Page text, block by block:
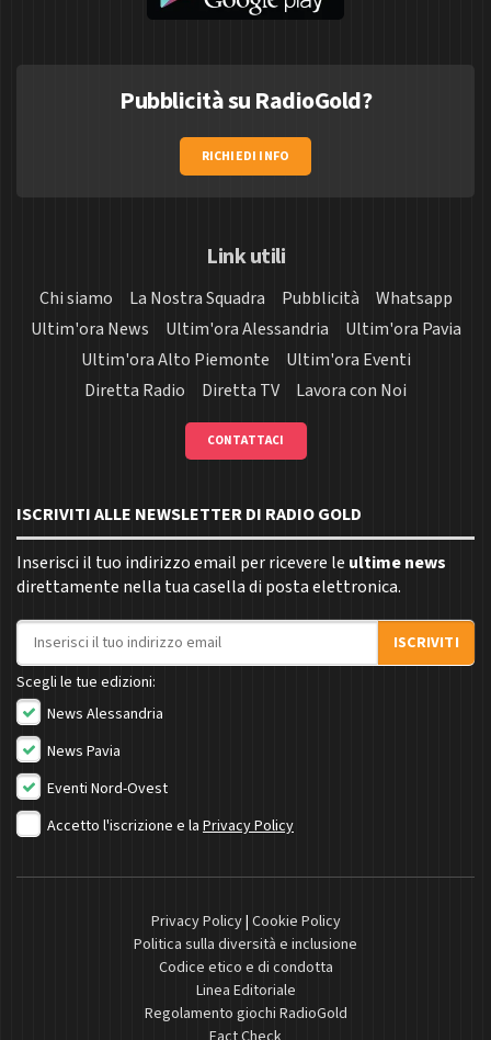
Pubblicità su RadioGold?
RICHIEDI INFO
Link utili
Chi siamo La Nostra Squadra Pubblicità
Whatsapp
Ultim'ora News
Ultim'ora Alessandria
Ultim'ora Pavia
Ultim'ora Alto Piemonte
Ultim'ora Eventi
Diretta Radio
Diretta TV Lavora con Noi
CONTATTACI
ISCRIVITI ALLE NEWSLETTER DI RADIO GOLD
Inserisci il tuo indirizzo email per ricevere le ultime news
direttamente nella tua casella di posta elettronica.
Indirizzo email
ISCRIVITI
Scegli le tue edizioni:
News Alessandria
News Pavia
Eventi Nord-Ovest
Accetto l'iscrizione e la Privacy Policy
Privacy Policy| Cookie Policy
Politica sulla diversità e inclusione
Codice etico e di condotta
Linea Editoriale
Regolamento giochi RadioGold